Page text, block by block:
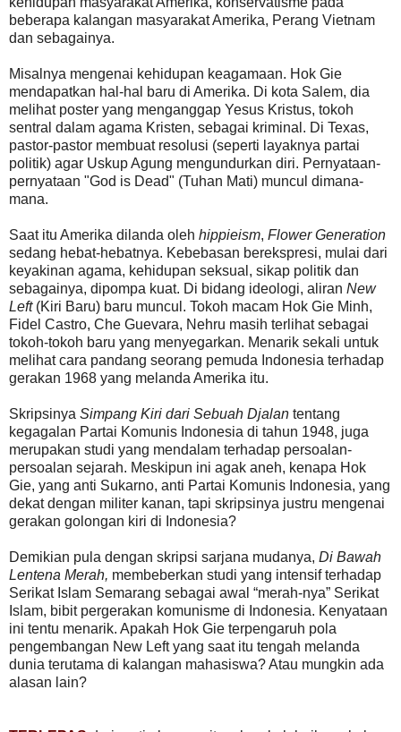
beberapa kalangan masyarakat Amerika, Perang Vietnam
dan sebagainya.
Misalnya mengenai kehidupan keagamaan. Hok Gie
mendapatkan hal-hal baru di Amerika. Di kota Salem, dia
melihat poster yang menganggap Yesus Kristus, tokoh
sentral dalam agama Kristen, sebagai kriminal. Di Texas,
pastor-pastor membuat resolusi (seperti layaknya partai
politik) agar Uskup Agung mengundurkan diri. Pernyataan-
pernyataan "God is Dead" (Tuhan Mati) muncul dimana-
mana.
Saat itu Amerika dilanda oleh hippieism, Flower Generation
sedang hebat-hebatnya. Kebebasan berekspresi, mulai dari
keyakinan agama, kehidupan seksual, sikap politik dan
sebagainya, dipompa kuat. Di bidang ideologi, aliran New
Left(Kiri Baru) baru muncul. Tokoh macam Hok Gie Minh,
Fidel Castro, Che Guevara, Nehru masih terlihat sebagai
tokoh-tokoh baru yang menyegarkan. Menarik sekali untuk
melihat cara pandang seorang pemuda Indonesia terhadap
gerakan 1968 yang melanda Amerika itu.
Skripsinya Simpang Kiri dari Sebuah Djalan tentang
kegagalan Partai Komunis Indonesia di tahun 1948, juga
merupakan studi yang mendalam terhadap persoalan-
persoalan sejarah. Meskipun ini agak aneh, kenapa Hok
Gie, yang anti Sukarno, anti Partai Komunis Indonesia, yang
dekat dengan militer kanan, tapi skripsinya justru mengenai
gerakan golongan kiri di Indonesia?
Demikian pula dengan skripsi sarjana mudanya, Di Bawah
Lentena Merah, membeberkan studi yang intensif terhadap
Serikat Islam Semarang sebagai awal “merah-nya” Serikat
Islam, bibit pergerakan komunisme di Indonesia. Kenyataan
ini tentu menarik. Apakah Hok Gie terpengaruh pola
pengembangan New Left yang saat itu tengah melanda
dunia terutama di kalangan mahasiswa? Atau mungkin ada
alasan lain?